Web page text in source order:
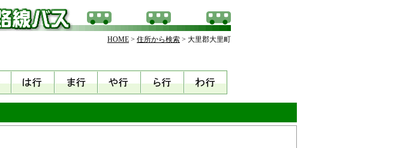
HOME > 住所から検索 > 大里郡大里町